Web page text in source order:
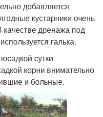
добавляется
кустарники очень
дренажа под
галька.
сутки
корни внимательно
и больные.